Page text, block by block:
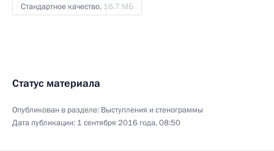
Стандартное качество, 16.7 МБ
Статус материала
Опубликован в разделе: Выступления и стенограммы
Дата публикации: 1 сентября 2016 года, 08:50